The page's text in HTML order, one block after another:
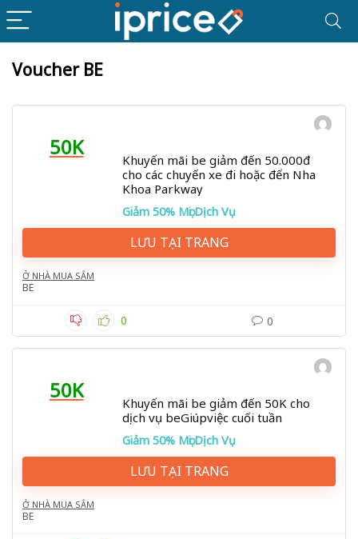
Voucher BE
50K
Khuyến mãi be giảm đến 50.000đ
cho các chuyến xe đi hoặc đến Nha
Khoa Parkway
Giảm 50% Mọi Dịch Vụ
LƯU TẠI TRANG
Ở NHÀ MUA SẮM
BE
0 0
50K
Khuyến mãi be giảm đến 50K cho
dịch vụ beGiúpviệc cuối tuần
Giảm 50% Mọi Dịch Vụ
LƯU TẠI TRANG
Ở NHÀ MUA SẮM
BE